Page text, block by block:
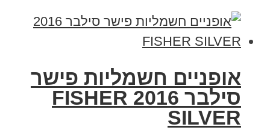
אופניים חשמליות פישר
סילבר 2016 FISHER
SILVER